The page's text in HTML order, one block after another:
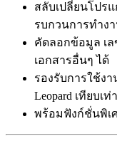
สลับเปลี่ยนโปร
รบกวนการทำง
คัดลอกข้อมูล เ
เอกสารอื่นๆ ได้
รองรับการใช้งา
Leopard เทียบเ
พร้อมฟังก์ชั่นพิเ